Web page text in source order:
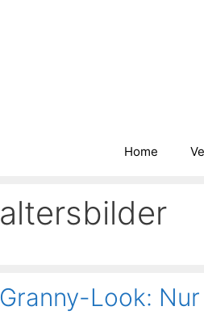
Home
altersbilder
Granny-Look: